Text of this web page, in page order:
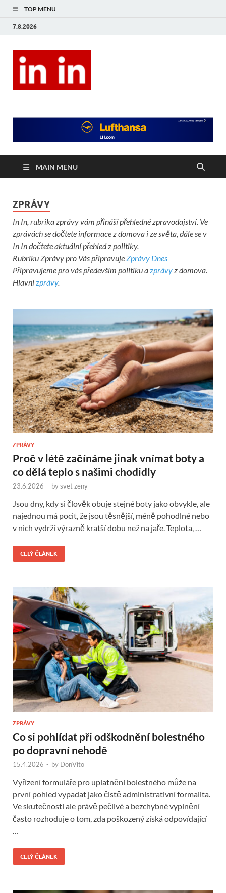
TOP MENU
7.8.2026
MAIN MENU
ZPRÁVY
In In, rubrika zprávy vám přináší přehledné zpravodajství. Ve
zprávách se dočtete informace z domova i ze světa, dále se v
In In dočtete aktuální přehled z politiky.
Rubriku Zprávy pro Vás připravujeZprávy Dnes
Připravujeme pro vás především politiku azprávyz domova.
Hlavnízprávy.
ZPRÁVY
Proč v létě začínáme jinak vnímat boty a
co dělá teplo s našimi chodidly
23.6.2026 - bysvet zeny
Jsou dny, kdy si člověk obuje stejné boty jako obvykle, ale
najednou má pocit, že jsou těsnější, méně pohodlné nebo
v nich vydrží výrazně kratší dobu než na jaře. Teplota, …
CELÝ ČLÁNEK
ZPRÁVY
Co si pohlídat při odškodnění bolestného
po dopravní nehodě
15.4.2026 - by DonVito
Vyřízení formuláře pro uplatnění bolestného může na
první pohled vypadat jako čistě administrativní formalita.
Ve skutečnosti ale právě pečlivé a bezchybné vyplnění
často rozhoduje o tom, zda poškozený získá odpovídající
…
CELÝ ČLÁNEK